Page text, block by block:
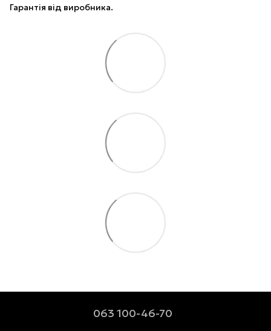
Гарантія від виробника.
063 100-46-70